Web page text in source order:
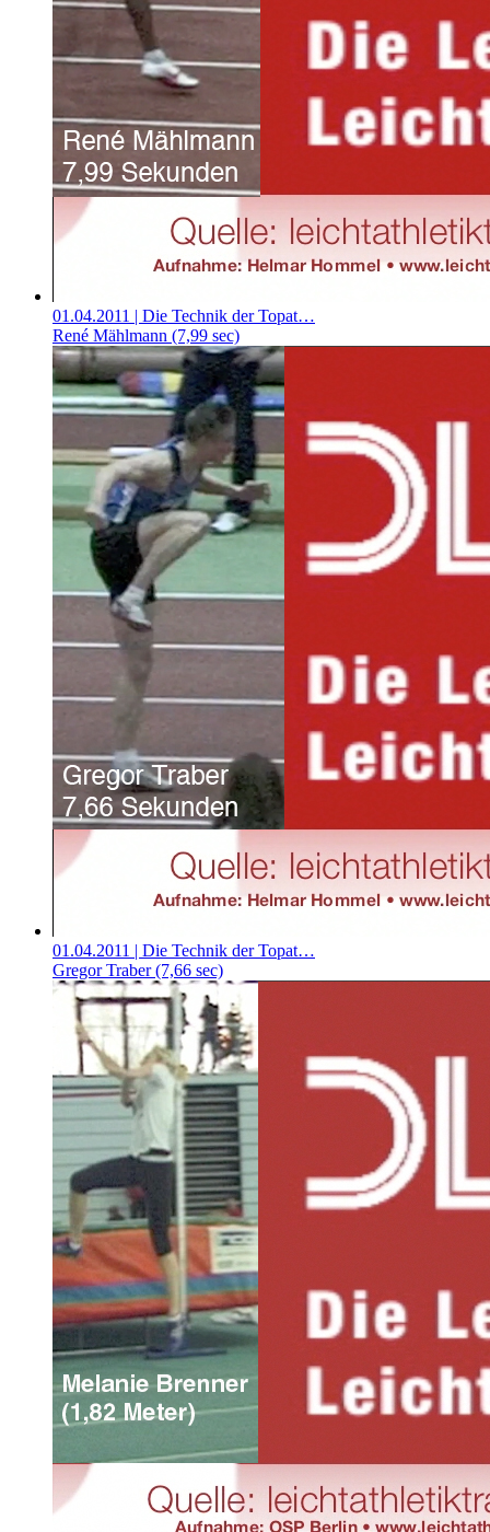
01.04.2011 | Die Technik der Topat…
René Mählmann (7,99 sec)
01.04.2011 | Die Technik der Topat…
Gregor Traber (7,66 sec)